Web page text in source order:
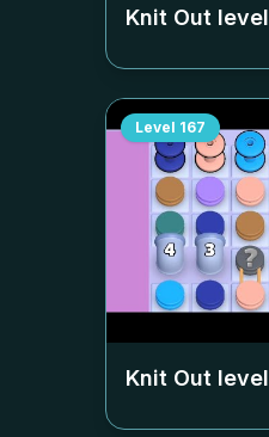
Knit Out level
Level 167
Knit Out level